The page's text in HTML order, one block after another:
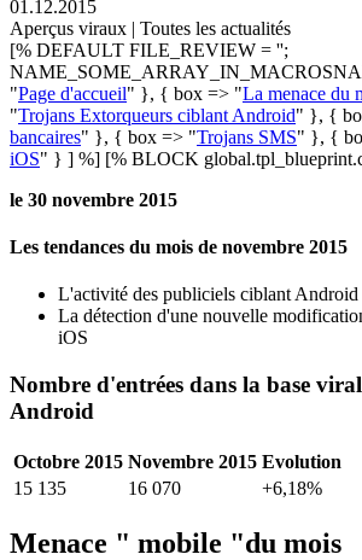
01.12.2015
Aperçus viraux | Toutes les actualités
[% DEFAULT FILE_REVIEW = '';
"Page d'accueil" }, { box => "La menace du
"Trojans Extorqueurs ciblant Android" }, {
bancaires" }, { box => "Trojans SMS" }, {
iOS" } ] %] [% BLOCK
le 30 novembre 2015
Les tendances du mois de novembre 2015
L'activité des publiciels ciblant Android
La détection d'une nouvelle
iOS
Nombre d'entrées dans la base
Android
Octobre 2015 Novembre 2015 Evolution
15 135
16 070 +6,18%
Menace " mobile "du mois